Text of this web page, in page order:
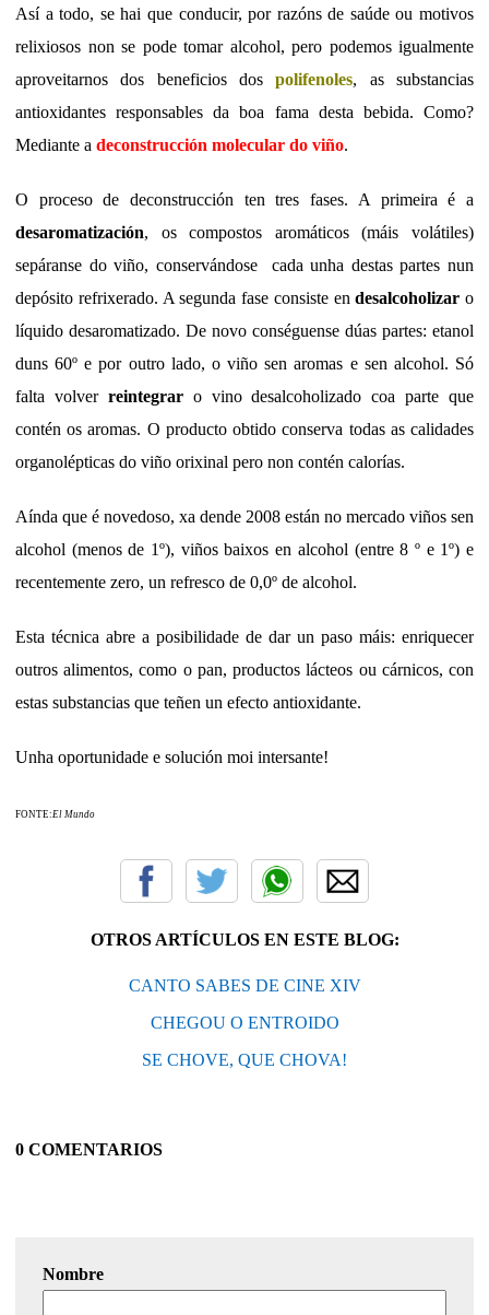
Así a todo, se hai que conducir, por razóns de saúde ou motivos
relixiosos non se pode tomar alcohol, pero podemos igualmente
aproveitarnos dos beneficios dospolifenoles, as substancias
antioxidantes responsables da boa fama desta bebida. Como?
Mediante a deconstrucción molecular do viño.
O proceso de deconstrucción ten tres fases. A primeira é a
desaromatización, os compostos aromáticos (máis volátiles)
sepáranse do viño, conservándose cada unha destas partes nun
depósito refrixerado. A segunda fase consiste endesalcoholizar o
líquido desaromatizado. De novo conséguense dúas partes: etanol
duns 60º e por outro lado, o viño sen aromas e sen alcohol. Só
falta volver reintegraro vino desalcoholizado coa parte que
contén os aromas. O producto obtido conserva todas as calidades
organolépticas do viño orixinal pero non contén calorías.
Aínda que é novedoso, xa dende 2008 están no mercado viños sen
alcohol (menos de 1º), viños baixos en alcohol (entre 8 º e 1º) e
recentemente zero, un refresco de 0,0º de alcohol.
Esta técnica abre a posibilidade de dar un paso máis: enriquecer
outros alimentos, como o pan, productos lácteos ou cárnicos, con
estas substancias que teñen un efecto antioxidante.
Unha oportunidade e solución moi intersante!
FONTE:El Mundo
OTROS ARTÍCULOS EN ESTE BLOG:
CANTO SABES DE CINE XIV
CHEGOU O ENTROIDO
SE CHOVE, QUE CHOVA!
0 COMENTARIOS
Nombre